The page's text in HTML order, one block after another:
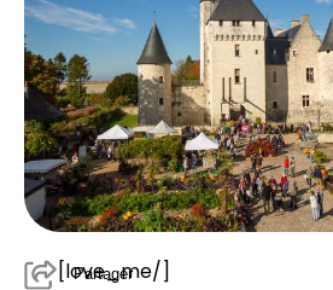
Partager
[love_me/]